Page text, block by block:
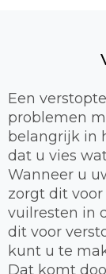
Een
problemen
belangrijk in
dat u vies
Wanneer u
zorgt dit
vuilresten in
dit voor
kunt u te
Dat komt